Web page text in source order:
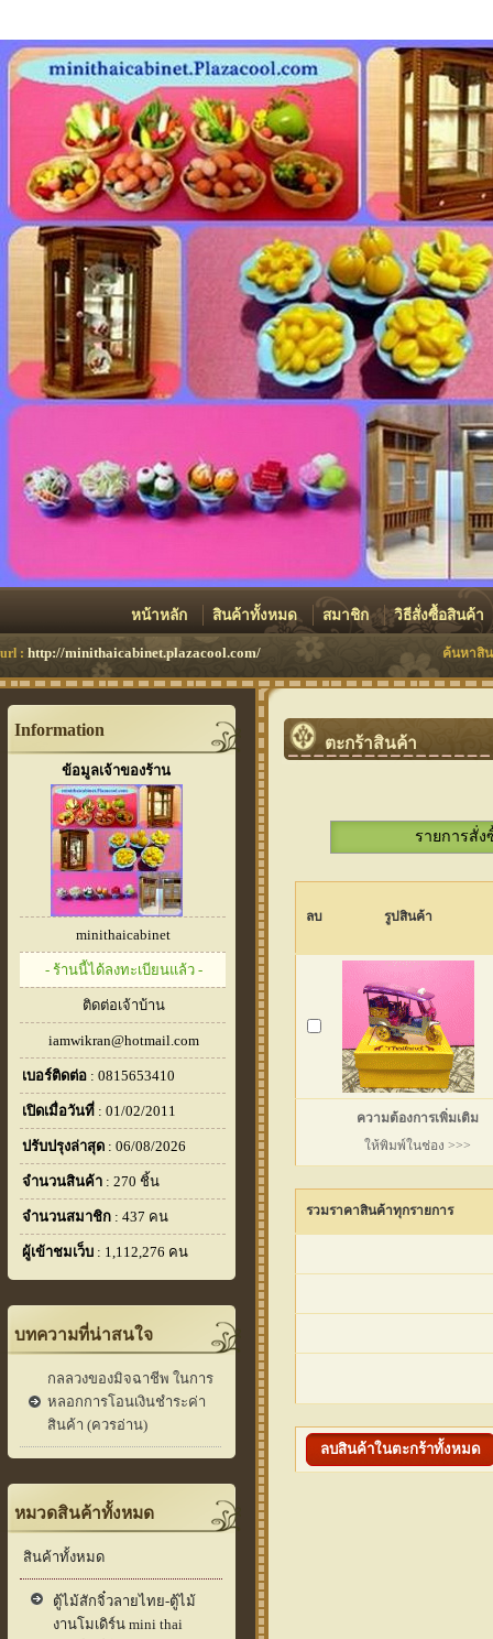
หน้าหลัก สินค้าทั้งหมด สมาชิก วิธีสั่งซื้อสินค้า
url : http://minithaicabinet.plazacool.com/ ค้นหาสิ
Information
ข้อมูลเจ้าของร้าน
minithaicabinet
- ร้านนี้ได้ลงทะเบียนแล้ว -
ติดต่อเจ้าบ้าน
iamwikran@hotmail.com
เบอร์ติดต่อ : 0815653410
เปิดเมื่อวันที่ : 01/02/2011
ปรับปรุงล่าสุด : 06/08/2026
จำนวนสินค้า : 270 ชิ้น
จำนวนสมาชิก : 437 คน
ผู้เข้าชมเว็บ : 1,112,276 คน
บทความที่น่าสนใจ
กลลวงของมิจฉาชีพ ในการ
หลอกการโอนเงินชำระค่า
สินค้า (ควรอ่าน)
หมวดสินค้าทั้งหมด
สินค้าทั้งหมด
ตู้ไม้สักจิ๋วลายไทย-ตู้ไม้
งานโมเดิร์น mini thai
ตะกร้าสินค้า
รายการสั่ง
ลบ รูปสินค้า
ความต้องการเพิ่มเติม
ให้พิมพ์ในช่อง >>>
รวมราคาสินค้าทุกรายการ